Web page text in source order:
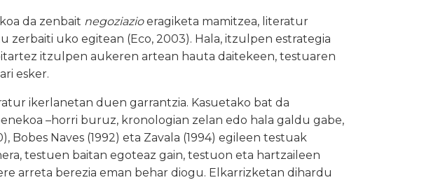
da zenbait negoziazioeragiketa mamitzea, literatur
uko egitean (Eco, 2003). Hala, itzulpen estrategia
itzulpen aukeren artean hauta daitekeen, testuaren
esker.
ikerlanetan duen garrantzia. Kasuetako bat da
–horri buruz, kronologian zelan edo hala galdu gabe,
Bobes Naves (1992) eta Zavala (1994) egileen testuak
testuen baitan egoteaz gain, testuon eta hartzaileen
arreta berezia eman behar diogu. Elkarrizketan dihardu